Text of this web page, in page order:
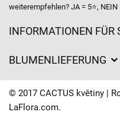
weiterempfehlen? JA = 5⭐, NEIN
INFORMATIONEN FÜR
Lieferzeiten für Blumen –
BLUMENLIEFERUNG
Liefergebühren
Wohin wir Blumen liefern
© 2017 CACTUS květiny |
LaFlora.com.